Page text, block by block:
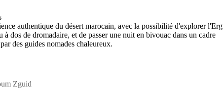
authentique du désert marocain, avec la possibilité d'explorer l'Erg
à dos de dromadaire, et de passer une nuit en bivouac dans un cadre
des guides nomades chaleureux.
Zguid